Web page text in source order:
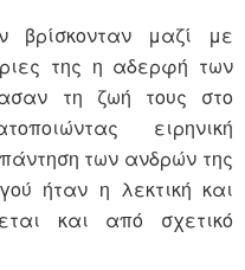
βρίσκονταν μαζί με
της η αδερφή των
τη ζωή τους στο
ειρηνική
των ανδρών της
ήταν η λεκτική και
και από σχετικό